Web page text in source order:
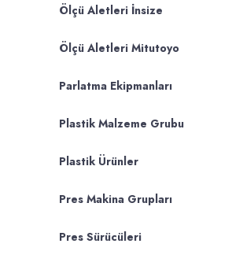
Ölçü Aletleri İnsize
Ölçü Aletleri Mitutoyo
Parlatma Ekipmanları
Plastik Malzeme Grubu
Plastik Ürünler
Pres Makina Grupları
Pres Sürücüleri